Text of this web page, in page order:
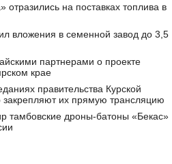
на поставках топлива в
вложения в семенной завод до 3,5
партнерами о проекте
крае
правительства Курской
закрепляют их прямую трансляцию
тамбовские дроны-батоны «Бекас»